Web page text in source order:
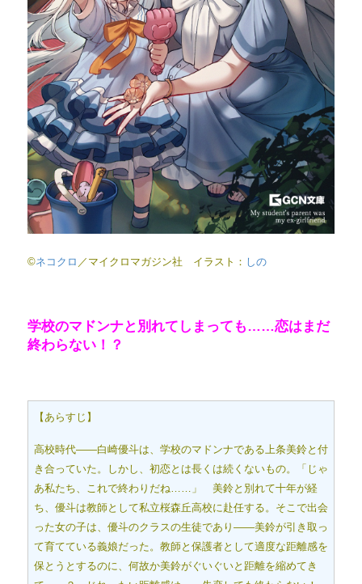
©ネコクロ ／マイクロマガジン社 イラスト： しの
学校のマドンナと別れてしまっても……恋はまだ
終わらない！？
【あらすじ】
高校時代――白崎優斗は、学校のマドンナである上条美鈴と付
き合っていた。しかし、初恋とは長くは続くないもの。「じゃ
あ私たち、これで終わりだね……」 美鈴と別れて十年が経
ち、優斗は教師として私立桜森丘高校に赴任する。そこで出会
った女の子は、優斗のクラスの生徒であり――美鈴が引き取っ
て育てている義娘だった。教師と保護者として適度な距離感を
保とうとするのに、何故か美鈴がぐいぐいと距離を縮めてき